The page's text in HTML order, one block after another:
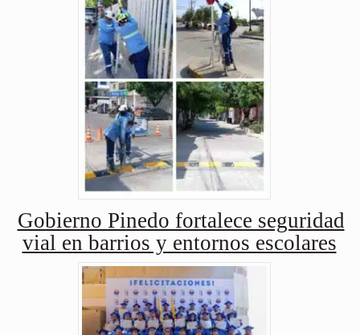
Gobierno Pinedo fortalece seguridad
vial en barrios y entornos escolares